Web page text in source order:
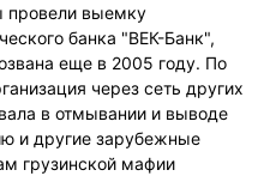
провели выемку
банка "ВЕК-Банк",
еще в 2005 году. По
через сеть других
в отмывании и выводе
и другие зарубежные
грузинской мафии